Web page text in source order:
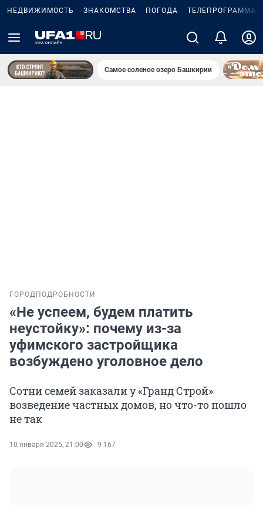
НЕДВИЖИМОСТЬ ЗНАКОМСТВА ПОГОДА ТЕЛЕПРОГРАММА
Самое соленое озеро Башкирии
ГОРОД ПОДРОБНОСТИ
«Не успеем, будем платить
неустойку»: почему из-за
уфимского застройщика
возбуждено уголовное дело
Сотни семей заказали у «Гранд Строй»
возведение частных домов, но что-то пошло
не так
10 января 2025, 21:00 9 167